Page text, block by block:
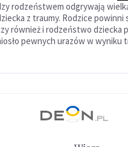
rodzeństwem odgrywają
z traumy. Rodzice powinni
również i rodzeństwo dziecka
pewnych urazów w wyniku